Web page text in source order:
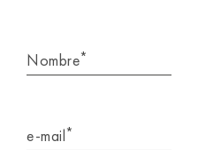
Nombre*
e-mail*